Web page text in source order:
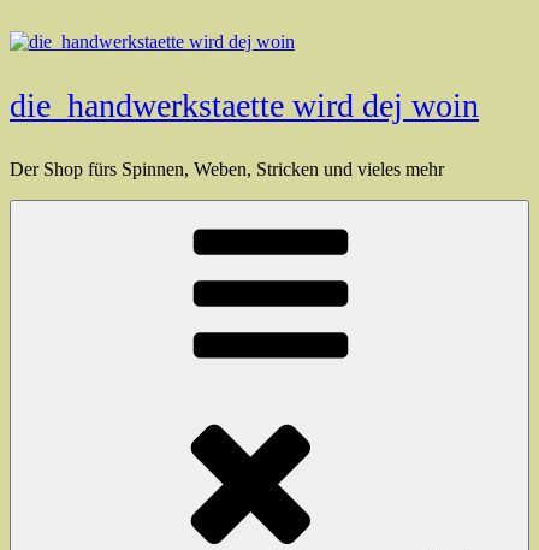
Inhalt
die_handwerkstaette wird dej woin
Der Shop fürs Spinnen, Weben, Stricken und vieles mehr